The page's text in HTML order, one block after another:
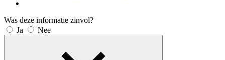
Was deze informatie zinvol?
Ja
Nee